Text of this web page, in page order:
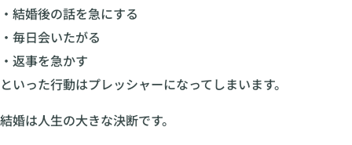
・結婚後の話を急にする
・毎日会いたがる
・返事を急かす
といった行動はプレッシャーになってしまいます。
結婚は人生の大きな決断です。